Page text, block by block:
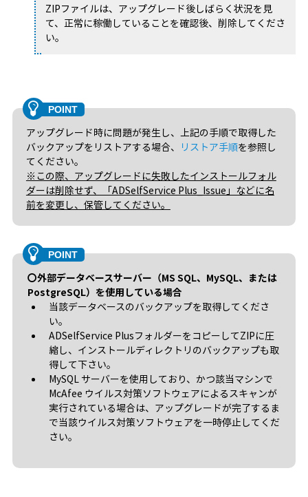
ZIPファイルは、アップグレード後しばらく状況を見
て、正常に稼働していることを確認後、削除してくださ
い。
アップグレード時に問題が発生し、上記の手順で取得した
バックアップをリストアする場合、
リストア手順を参照し
てください。
※この際、アップグレードに失敗したインストールフォル
ダーは削除せず、「ADSelfService Plus_Issue」などに名
前を変更し、保管してください。
〇外部データベースサーバー（MS SQL、MySQL、または
PostgreSQL）を使用している場合
当該データベースのバックアップを取得してくださ
い。
ADSelfService PlusフォルダーをコピーしてZIPに圧
縮し、インストールディレクトリのバックアップも取
得して下さい。
MySQL サーバーを使用しており、かつ該当マシンで
McAfee ウイルス対策ソフトウェアによるスキャンが
実行されている場合は、アップグレードが完了するま
で当該ウイルス対策ソフトウェアを一時停止してくだ
さい。